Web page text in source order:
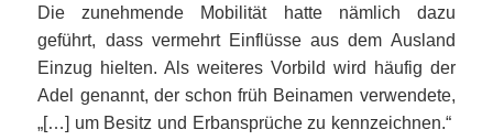
Die zunehmende Mobilität hatte nämlich dazu
geführt, dass vermehrt Einflüsse aus dem Ausland
Einzug hielten. Als weiteres Vorbild wird häufig der
Adel genannt, der schon früh Beinamen verwendete,
„[…] um Besitz und Erbansprüche zu kennzeichnen.“